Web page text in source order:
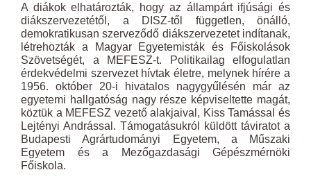
A diákok elhatározták, hogy az állampárt ifjúsági és
diákszervezetétől, a DISZ-től független, önálló,
demokratikusan szerveződő diákszervezetet indítanak,
létrehozták a Magyar Egyetemisták és Főiskolások
Szövetségét, a MEFESZ-t. Politikailag elfogulatlan
érdekvédelmi szervezet hívtak életre, melynek hírére a
1956. október 20-i hivatalos nagygyűlésén már az
egyetemi hallgatóság nagy része képviseltette magát,
köztük a MEFESZ vezető alakjaival, Kiss Tamással és
Lejtényi Andrással. Támogatásukról küldött táviratot a
Budapesti Agrártudományi Egyetem, a Műszaki
Egyetem és a Mezőgazdasági Gépészmérnöki
Főiskola.